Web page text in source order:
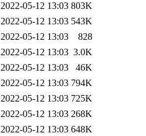
2022-05-12 13:03 803K
2022-05-12 13:03 543K
2022-05-12 13:03
828
2022-05-12 13:03 3.0K
2022-05-12 13:03
46K
2022-05-12 13:03 794K
2022-05-12 13:03 725K
2022-05-12 13:03 268K
2022-05-12 13:03 648K